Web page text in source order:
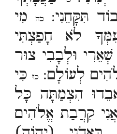
תִּקָּחֵנִי:כה
מִי
לֹא חָפַצְתִּי
וּלְבָבִי צוּר
לְעוֹלָם: כזכִּי
הִצְמַתָּה כָּל
קִרֲבַת אֱלֹהִים